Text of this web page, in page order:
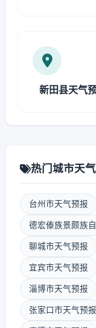
新田县天气
热门城市天
台州市天气预报
德宏傣族景颇族
聊城市天气预报
宜宾市天气预报
淄博市天气预报
张家口市天气预报